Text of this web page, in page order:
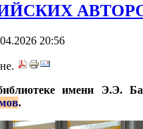
20:56
имени Э.Э.
.